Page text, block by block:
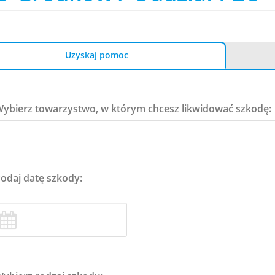
Uzyskaj pomoc
towarzystwo, w którym chcesz likwidować szkodę:
datę szkody: